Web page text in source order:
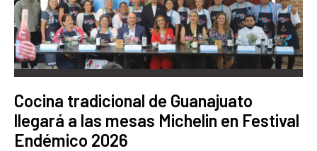
Cocina tradicional de Guanajuato
llegará a las mesas Michelin en Festival
Endémico 2026